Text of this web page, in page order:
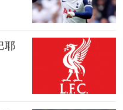
耶